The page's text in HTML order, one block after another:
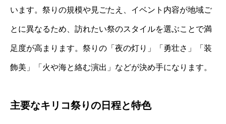
います。祭りの規模や見ごたえ、イベント内容が地域ご
とに異なるため、訪れたい祭のスタイルを選ぶことで満
足度が高まります。祭りの「夜の灯り」「勇壮さ」「装
飾美」「火や海と絡む演出」などが決め手になります。
主要なキリコ祭りの日程と特色